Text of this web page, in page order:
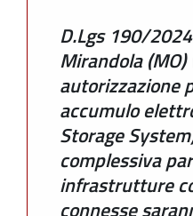
D.Lgs 190/
Mirandola
autorizzazione
accumulo
Storage
complessiva
infrastrutture
connesse